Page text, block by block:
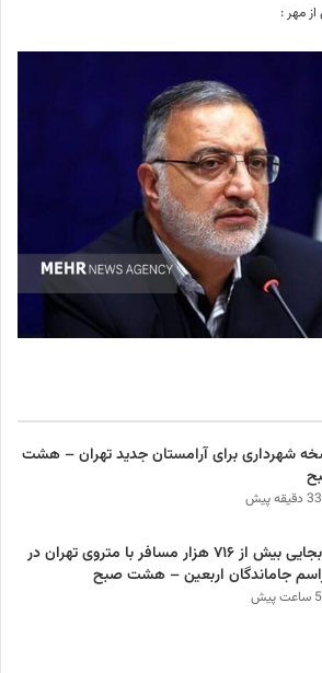
مهر :
شهرداری برای آرامستان جدید تهران – هشت
33 دقیقه پیش
جابجایی بیش از ۷۱۶ هزار مسافر با متروی تهران در
جاماندگان اربعین – هشت صبح
5 ساعت پیش